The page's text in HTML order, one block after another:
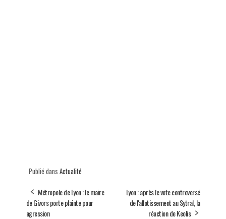
Publié dans Actualité
Métropole de Lyon : le maire
de Givors porte plainte pour
agression
Lyon : après le vote controversé
de l'allotissement au Sytral, la
réaction de Keolis